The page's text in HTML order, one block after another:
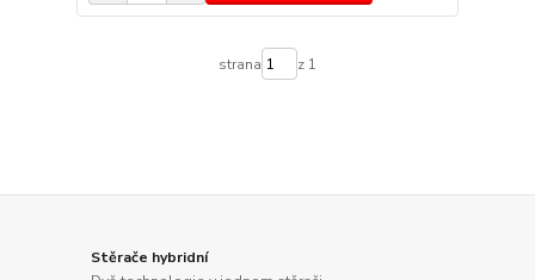
strana z 1
Stěrače hybridní